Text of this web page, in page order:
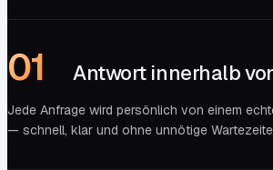
01 Antwort innerhalb
Jede Anfrage wird persönlich von einem
— schnell, klar und ohne unnötige